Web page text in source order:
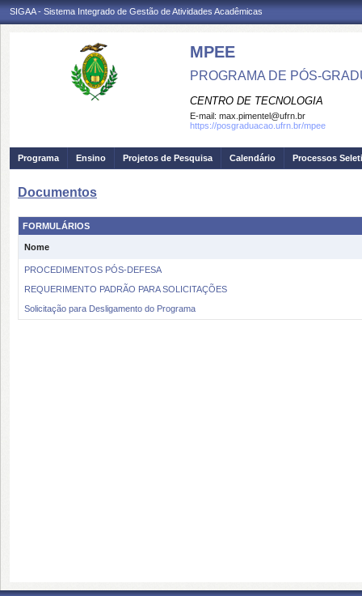
SIGAA - Sistema Integrado de Gestão de Atividades Acadêmicas
MPEE
PROGRAMA DE PÓS-
CENTRO DE TECNOLOGIA
E-mail: max.pimentel@ufrn.br
https://posgraduacao.ufrn.br/mpee
Programa Ensino Projetos de Pesquisa Calendário Processos
Documentos
FORMULÁRIOS
Nome
PROCEDIMENTOS PÓS-DEFESA
REQUERIMENTO PADRÃO PARA SOLICITAÇÕES
Solicitação para Desligamento do Programa